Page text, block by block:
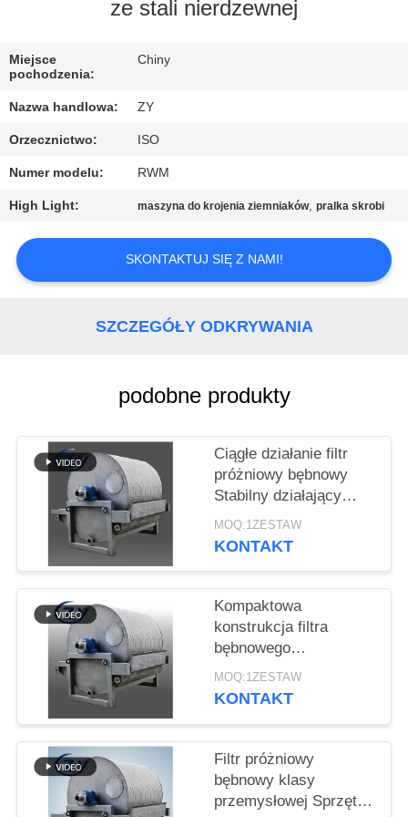
KONTROLA
SKONTAKTUJ
NAMI
AKTUALNOŚCI
PRIVACY
POLICY
ze stali nierdzewnej
Miejsce
pochodzenia:
Chiny
Nazwa handlowa: ZY
Orzecznictwo: ISO
Numer modelu: RWM
High Light: maszyna do krojenia ziemniaków,pralka skrobi
SKONTAKTUJ SIĘ Z NAMI!
SZCZEGÓŁY ODKRYWANIA
podobne produkty
Ciągłe działanie filtr
próżniowy bębnowy
Stabilny działający
sprzęt odwodniający do
produkcji skrobi
MOQ:1ZESTAW
KONTAKT
Kompaktowa
konstrukcja filtra
bębnowego
próżniowego o niskim
zużyciu energii i stali
MOQ:1ZESTAW
KONTAKT
Filtr próżniowy
bębnowy klasy
przemysłowej Sprzęt